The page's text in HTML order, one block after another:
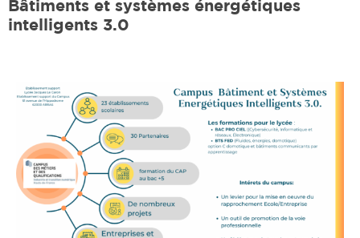
Bâtiments et systèmes énergétiques
intelligents 3.0